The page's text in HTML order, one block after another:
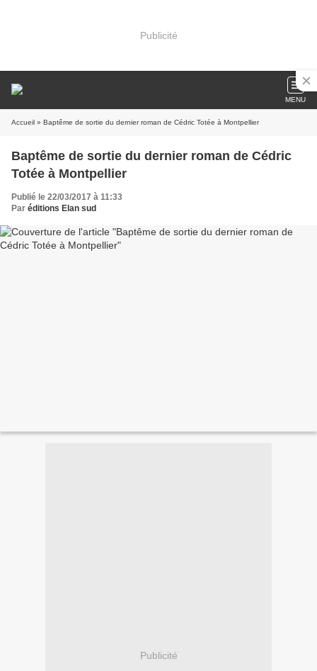
Publicité
MENU
Accueil » Baptême de sortie du dernier roman de Cédric Totée à Montpellier
Baptême de sortie du dernier roman de Cédric
Totée à Montpellier
Publié le 22/03/2017 à 11:33
Par éditions Elan sud
Publicité